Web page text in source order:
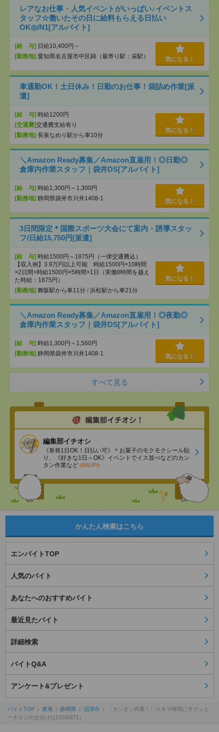
レアなお仕事・人気イベントがいっぱい♪イベントス
タッフ☆働いたその日に給料もらえる日払い
OK◎/N1[アルバイト]
[給 与] 日給10,400円～
[勤務地] 愛知県名古屋市中区錦（最寄り駅：栄駅） 気になる！
車通勤OK！土日休み！日勤のお仕事！袋詰め作業[派
遣]
[給 与] 時給1200円
[交通費]交通費支給有り
[勤務地] 長泉なめり駅から車10分
気になる！
＼Amazon Ready募集／Amazon直雇用！◎日勤◎
倉庫内作業スタッフ｜袋井DS[アルバイト]
[給 与] 時給1,300円～1,300円
[勤務地] 静岡県袋井市川井1408-1 気になる！
3日間限定＊国際スポーツ大会にて案内・誘導スタッ
フ/日給15,750円[派遣]
[給 与] 時給1500円～1875円（一律交通費込）
【収入例】3.9万円以上可能 時給1500円×10時間
×2日間+時給1500円×5時間×1日（実働8時間を越え
た時給：1875円）
[勤務地] 舞阪駅から車11分 / 浜松駅から車21分
気になる！
＼Amazon Ready募集／Amazon直雇用！◎夜勤◎
倉庫内作業スタッフ｜袋井DS[アルバイト]
[給 与] 時給1,300円～1,560円
[勤務地] 静岡県袋井市川井1408-1 気になる！
すべて見る
編集部イチオシ
《単発1日OK！日払い可》＊お菓子のモクモクシール貼
り、《好きな1日～OK》イベントでイス並べなどのカン
タン作業など (8/6UP!)
かんたん検索はこちら
エンバイトTOP
人気のバイト
あなたへのおすすめバイト
最近見たバイト
詳細検索
バイトQ&A
アンケート&プレゼント
バイトTOP 東海 静岡県 沼津市
〈カンタン作業！〉スキマ時間にサクッと
＊チラシの仕分け(111030671）